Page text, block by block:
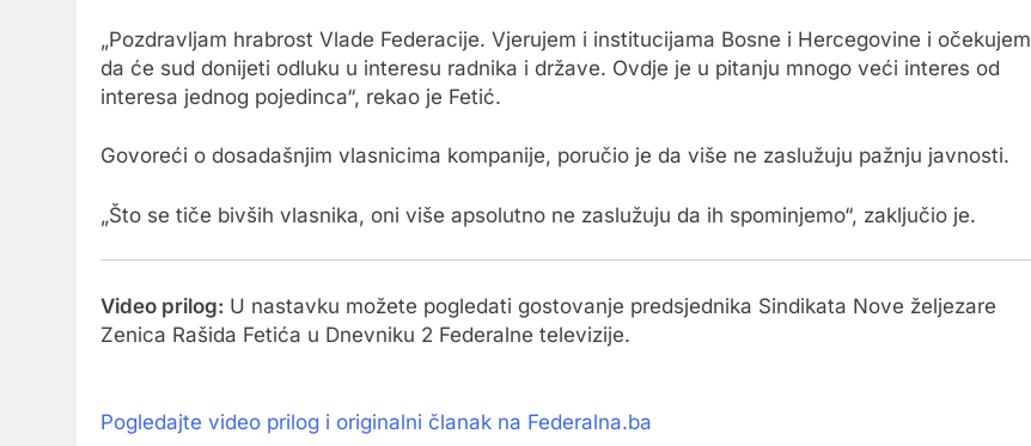
„Pozdravljam hrabrost Vlade Federacije. Vjerujem i institucijama Bosne i Hercegovine i očekujem
da će sud donijeti odluku u interesu radnika i države. Ovdje je u pitanju mnogo veći interes od
interesa jednog pojedinca“, rekao je Fetić.
Govoreći o dosadašnjim vlasnicima kompanije, poručio je da više ne zaslužuju pažnju javnosti.
„Što se tiče bivših vlasnika, oni više apsolutno ne zaslužuju da ih spominjemo“, zaključio je.
Video prilog: U nastavku možete pogledati gostovanje predsjednika Sindikata Nove željezare
Zenica Rašida Fetića u Dnevniku 2 Federalne televizije.
Pogledajte video prilog i originalni članak na Federalna.ba